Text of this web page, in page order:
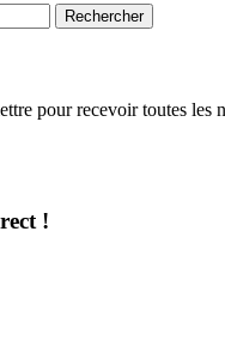
pour recevoir toutes les
!